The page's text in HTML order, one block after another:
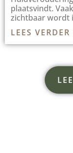
plaatsvindt.
zichtbaar wordt
LEES VERDER